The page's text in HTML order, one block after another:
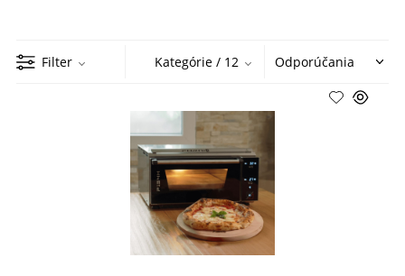
Filter Kategórie / 12